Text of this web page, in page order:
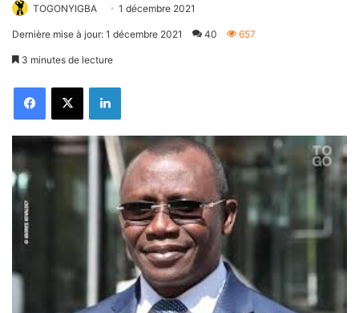
TOGONYIGBA 1 décembre 2021
Dernière mise à jour: 1 décembre 2021 40 657
3 minutes de lecture
FacebookX Linkedin